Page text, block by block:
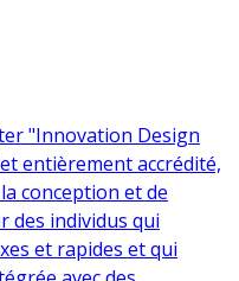
"Innovation Design
entièrement accrédité,
conception et de
des individus qui
et rapides et qui